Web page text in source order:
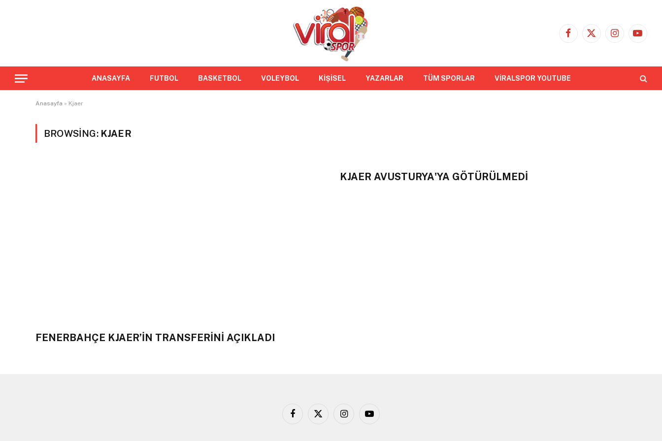
Facebook
X
Instagram
ANASAYFA FUTBOL BASKETBOL VOLEYBOL KİŞİSEL YAZARLAR TÜM SPORLAR VİRALSPOR YOUTUBE
Anasayfa » Kjaer
BROWSING: KJAER
FENERBAHÇE KJAER’İN TRANSFERİNİ AÇIKLADI
KJAER AVUSTURYA'YA GÖTÜRÜLMEDİ
Facebook
X
InstagramYouTube